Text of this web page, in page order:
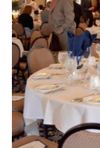
●施工会社
●パネル
●パワコン
●雑草対策
●架台
セミナー動画販売
太陽光発電ムラオ
●体験会
ソーラーシェアリ
業務委託
分譲紹介・販売
機器レンタル
FACEBOOKページ
FACEBOOKグルー